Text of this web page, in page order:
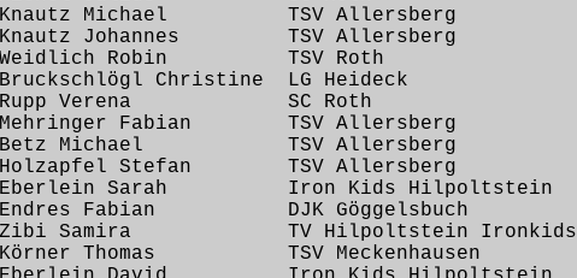
Michael TSV Allersberg
Johannes TSV Allersberg
Robin TSV Roth
Christine LG Heideck
Rupp Verena SC Roth
Fabian TSV Allersberg
Betz Michael TSV Allersberg
Stefan TSV Allersberg
Eberlein Sarah Iron Kids Hilpoltstein
Fabian DJK Göggelsbuch
Zibi Samira TV Hilpoltstein Ironkids
Thomas TSV Meckenhausen